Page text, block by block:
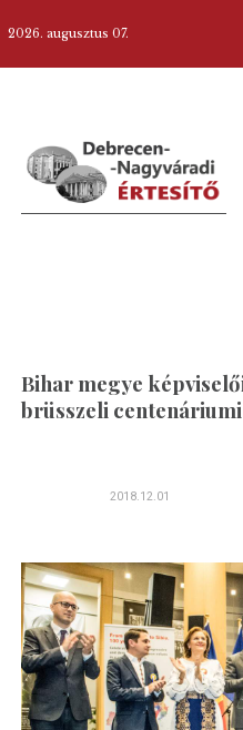
2026. augusztus 07.
Bihar megye
brüsszeli
2018.12.01